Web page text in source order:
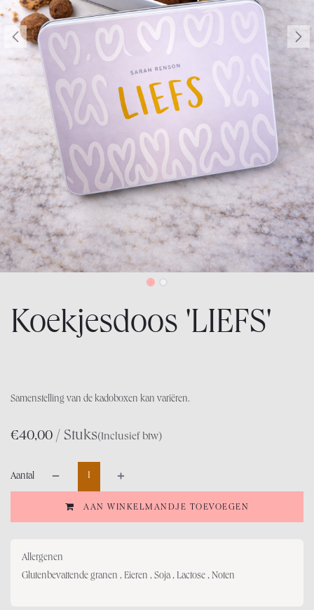
Koekjesdoos 'LIEFS'
Samenstelling van de kadoboxen kan variëren.
40,00
€ / Stuks(Inclusief btw)
AAN WINKELMANDJE TOEVOEGEN
Aantal
Allergenen
Glutenbevattende granen , Eieren , Soja , Lactose , Noten